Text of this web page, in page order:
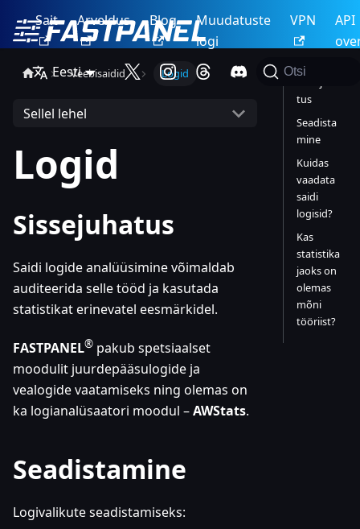
Sait Arveldus Blog
Muudatuste
logi
VPN
API
Eesti
Otsi
Veebisaidid Logid
Sellel lehel
Logid
Sissejuhatus
Saidi logide analüüsimine võimaldab
auditeerida selle tööd ja kasutada
statistikat erinevatel eesmärkidel.
FASTPANEL® pakub spetsiaalset
moodulit juurdepääsulogide ja
vealogide vaatamiseks ning olemas on
ka logianalüsaatori moodul –AWStats.
Seadistamine
Logivalikute seadistamiseks:
tus
Seadista
mine
Kuidas
vaadata
saidi
logisid?
Kas
statistika
jaoks on
olemas
mõni
tööriist?